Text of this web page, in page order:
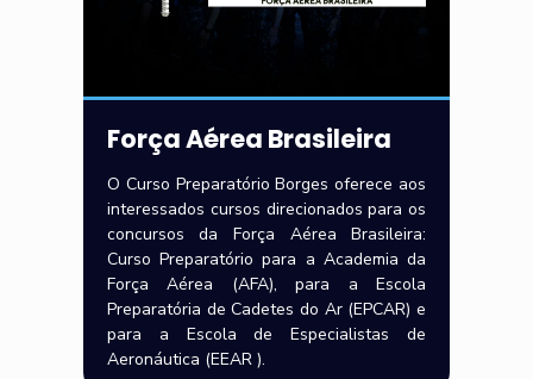
Força Aérea Brasileira
O Curso Preparatório Borges oferece aos
interessados cursos direcionados para os
concursos da Força Aérea Brasileira:
Curso Preparatório para a Academia da
Força Aérea (AFA), para a Escola
Preparatória de Cadetes do Ar (EPCAR) e
para a Escola de Especialistas de
Aeronáutica (EEAR ).